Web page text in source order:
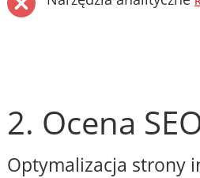
2. Ocena
Optymalizacja strony